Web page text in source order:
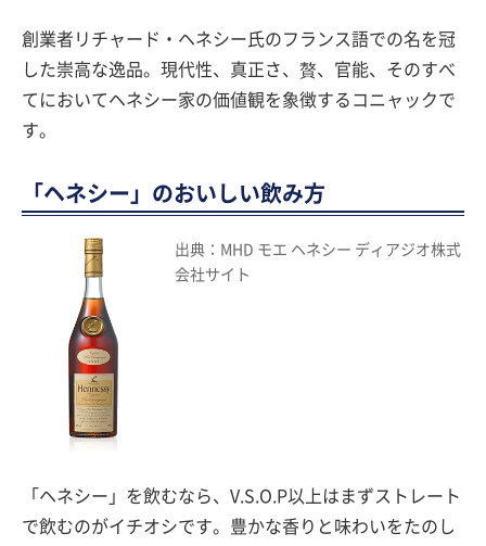
創業者リチャード・ヘネシー氏のフランス語での名を冠
した崇高な逸品。現代性、真正さ、贅、官能、そのすべ
てにおいてヘネシー家の価値観を象徴するコニャックで
す。
「ヘネシー」のおいしい飲み方
出典：MHD モエ ヘネシー ディアジオ株式
会社サイト
「ヘネシー」を飲むなら、V.S.O.P以上はまずストレート
で飲むのがイチオシです。豊かな香りと味わいをたのし